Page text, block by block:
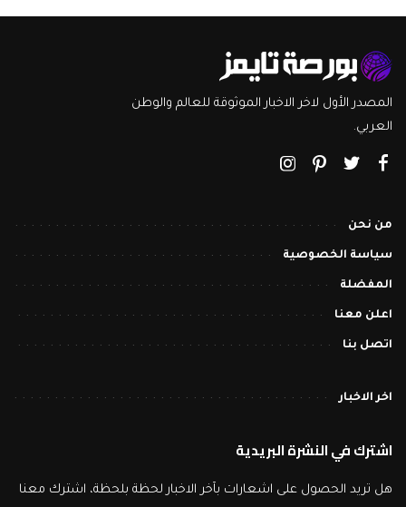
المصدر الأول لاخر الاخبار الموثوقة للعالم والوطن
العربي.
من نحن
سياسة الخصوصية
المفضلة
اعلن معنا
اتصل بنا
اخر الاخبار
اشترك في النشرة البريدية
هل تريد الحصول على اشعارات بآخر الاخبار لحظة بلحظة، اشترك معنا